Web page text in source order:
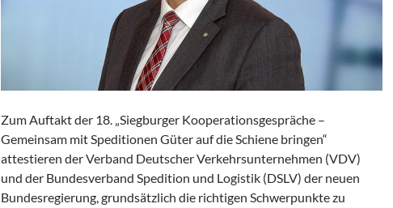
Zum Auftakt der 18. „Siegburger Kooperationsgespräche –
Gemeinsam mit Speditionen Güter auf die Schiene bringen“
attestieren der Verband Deutscher Verkehrsunternehmen (VDV)
und der Bundesverband Spedition und Logistik (DSLV) der neuen
Bundesregierung, grundsätzlich die richtigen Schwerpunkte zu